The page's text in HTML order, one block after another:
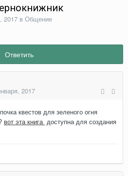
2017 в Общение
Ответить
2017
квестов для зеленого огня
вот эта книга доступна для создания